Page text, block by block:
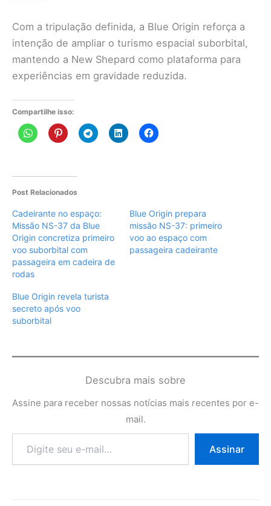
Com a tripulação definida, a Blue Origin reforça a
intenção de ampliar o turismo espacial suborbital,
mantendo a New Shepard como plataforma para
experiências em gravidade reduzida.
Compartilhe isso:
Post Relacionados
Cadeirante no espaço:
Missão NS-37 da Blue
Origin concretiza primeiro
voo suborbital com
passageira em cadeira de
rodas
Blue Origin prepara
missão NS-37: primeiro
voo ao espaço com
passageira cadeirante
Blue Origin revela turista
secreto após voo
suborbital
Descubra mais sobre
Assine para receber nossas notícias mais recentes por e-
mail.
e-
Assinar